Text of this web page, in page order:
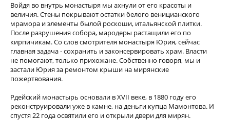
Войдя во внутрь монастыря мы ахнули от его красоты и
величия. Стены покрывают остатки белого веницианского
мрамора и элементы былой роскоши, итальянской плитки.
После разрушения собора, мародеры растащили его по
кирпичикам. Со слов смотрителя монастыря Юрия, сейчас
главная задача - сохранить и законсервировать храм. Власти
не помогают, только прихожане. Собственно говоря, мы и
застали Юрия за ремонтом крыши на мирянские
пожертвования.
Рдейский монастырь основали в XVII веке, в 1880 году его
реконструировали уже в камне, на деньги купца Мамонтова. И
спустя 22 года освятили его и открыли двери для мирян.